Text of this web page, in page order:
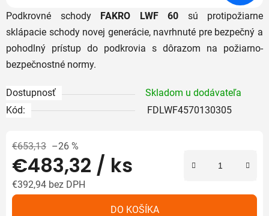
Podkrovné schody FAKRO LWF 60 sú protipožiarne
sklápacie schody novej generácie, navrhnuté pre bezpečný a
pohodlný prístup do podkrovia s dôrazom na požiarno-
bezpečnostné normy.
Dostupnosť
Skladom u dodávateľa
Kód:
FDLWF4570130305
€653,13 –26 %
€483,32 / ks
€392,94 bez DPH
DO KOŠÍKA